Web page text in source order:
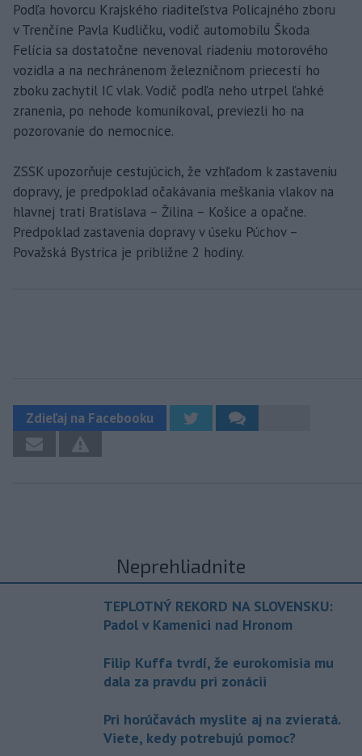
Podľa hovorcu Krajského riaditeľstva Policajného zboru
v Trenčíne Pavla Kudličku, vodič automobilu Škoda
Felícia sa dostatočne nevenoval riadeniu motorového
vozidla a na nechránenom železničnom priecestí ho
zboku zachytil IC vlak. Vodič podľa neho utrpel ľahké
zranenia, po nehode komunikoval, previezli ho na
pozorovanie do nemocnice.
ZSSK upozorňuje cestujúcich, že vzhľadom k zastaveniu
dopravy, je predpoklad očakávania meškania vlakov na
hlavnej trati Bratislava – Žilina – Košice a opačne.
Predpoklad zastavenia dopravy v úseku Púchov –
Považská Bystrica je približne 2 hodiny.
Zdieľaj na Facebooku
Neprehliadnite
TEPLOTNÝ REKORD NA SLOVENSKU:
Padol v Kamenici nad Hronom
Filip Kuffa tvrdí, že eurokomisia mu
dala za pravdu pri zonácii
Pri horúčavách myslite aj na zvieratá.
Viete, kedy potrebujú pomoc?